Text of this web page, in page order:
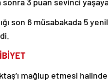
son 6 müsabakada 5
mağlup etmesi